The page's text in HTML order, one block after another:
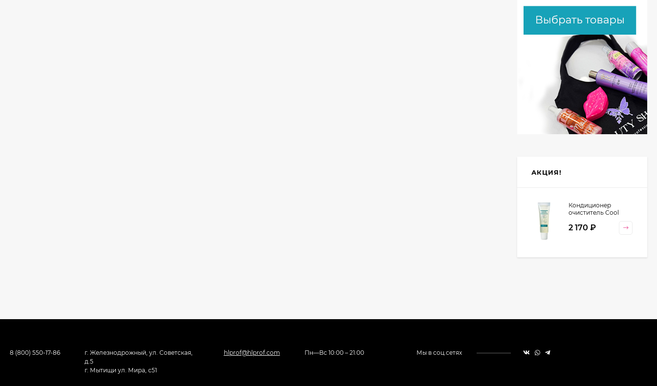
АКЦИЯ!
Кондиционер
очиститель Cool
Cosmetics, 130 гр
2 170 ₽
8 (800) 550-17-86
г. Железнодрожный, ул. Советская,
д.5
г. Мытищи ул. Мира, с51
hlprof@hlprof.com Пн—Вс 10:00 – 21:00 Мы в соц.сетях